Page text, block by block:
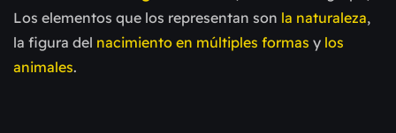
Los elementos que los representan son la naturaleza,
la figura del nacimiento en múltiples formas y los
animales.